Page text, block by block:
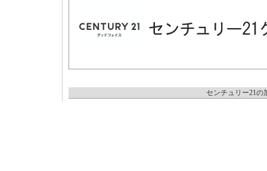
センチュリー21の